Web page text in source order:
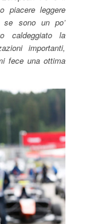
piacere leggere
se sono un po’
caldeggiato la
importanti,
fece una ottima